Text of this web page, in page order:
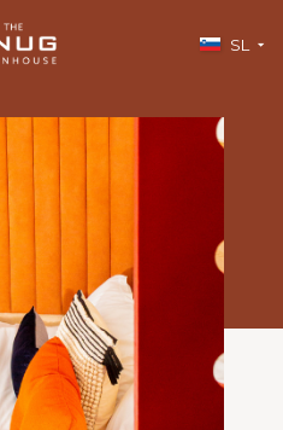
SL